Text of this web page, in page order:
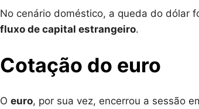
No cenário doméstico, a queda do dólar
fluxo de capital estrangeiro.
Cotação do euro
O euro, por sua vez, encerrou a sessão